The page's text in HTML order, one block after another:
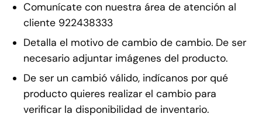
Comunícate con nuestra área de atención al
cliente 922438333
Detalla el motivo de cambio de cambio. De ser
necesario adjuntar imágenes del producto.
De ser un cambió válido, indícanos por qué
producto quieres realizar el cambio para
verificar la disponibilidad de inventario.